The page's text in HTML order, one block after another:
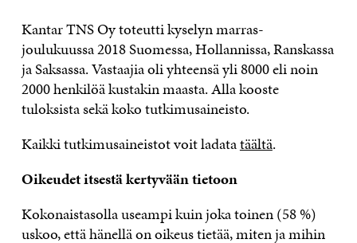
Kantar TNS Oy toteutti kyselyn marras-
joulukuussa 2018 Suomessa, Hollannissa, Ranskassa
ja Saksassa. Vastaajia oli yhteensä yli 8000 eli noin
2000 henkilöä kustakin maasta. Alla kooste
tuloksista sekä koko tutkimusaineisto.
Kaikki tutkimusaineistot voit ladatatäältä.
Oikeudet itsestä kertyvään tietoon
Kokonaistasolla useampi kuin joka toinen (58 %)
uskoo, että hänellä on oikeus tietää, miten ja mihin